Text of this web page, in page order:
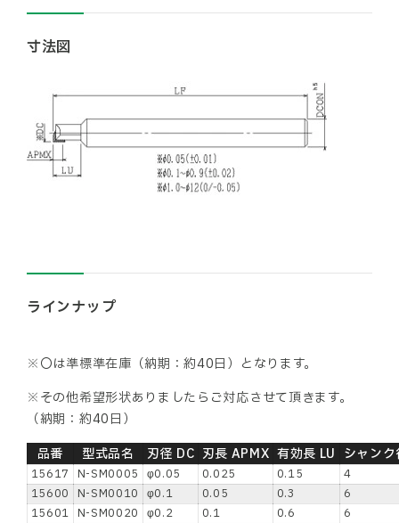
寸法図
ラインナップ
※〇は準標準在庫（納期：約40日）となります。
※その他希望形状ありましたらご対応させて頂きます。
（納期：約40日）
品番
型式品名 刃径 DC 刃長 APMX 有効長 LU シャン
15617 N-SM0005 φ0.05 0.025 0.15
4
15600
N-SM0010 φ0.1 0.05 0.3
6
15601
N-SM0020 φ0.2 0.1 0.6
6